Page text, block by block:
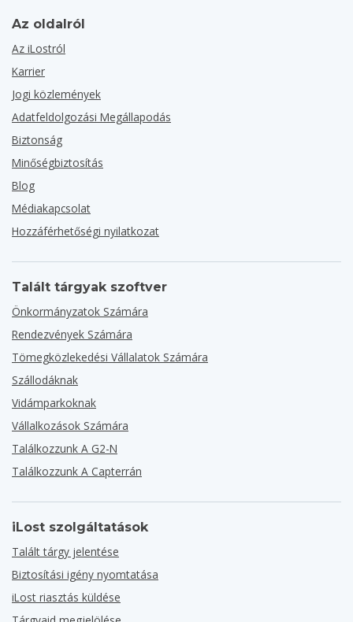
Az oldalról
Az iLostról
Karrier
Jogi közlemények
Adatfeldolgozási Megállapodás
Biztonság
Minőségbiztosítás
Blog
Médiakapcsolat
Hozzáférhetőségi nyilatkozat
Talált tárgyak szoftver
Önkormányzatok Számára
Rendezvények Számára
Tömegközlekedési Vállalatok Számára
Szállodáknak
Vidámparkoknak
Vállalkozások Számára
Találkozzunk A G2-N
Találkozzunk A Capterrán
iLost szolgáltatások
Talált tárgy jelentése
Biztosítási igény nyomtatása
iLost riasztás küldése